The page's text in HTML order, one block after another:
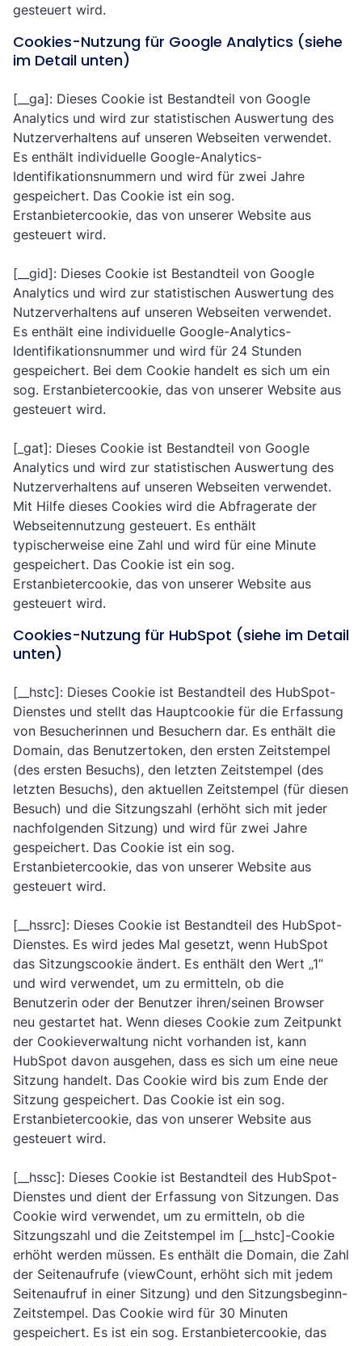
gesteuert wird.
Cookies-Nutzung für Google Analytics (siehe
im Detail unten)
[__ga]: Dieses Cookie ist Bestandteil von Google
Analytics und wird zur statistischen Auswertung des
Nutzerverhaltens auf unseren Webseiten verwendet.
Es enthält individuelle Google-Analytics-
Identifikationsnummern und wird für zwei Jahre
gespeichert. Das Cookie ist ein sog.
Erstanbietercookie, das von unserer Website aus
gesteuert wird.
[__gid]: Dieses Cookie ist Bestandteil von Google
Analytics und wird zur statistischen Auswertung des
Nutzerverhaltens auf unseren Webseiten verwendet.
Es enthält eine individuelle Google-Analytics-
Identifikationsnummer und wird für 24 Stunden
gespeichert. Bei dem Cookie handelt es sich um ein
sog. Erstanbietercookie, das von unserer Website aus
gesteuert wird.
[_gat]: Dieses Cookie ist Bestandteil von Google
Analytics und wird zur statistischen Auswertung des
Nutzerverhaltens auf unseren Webseiten verwendet.
Mit Hilfe dieses Cookies wird die Abfragerate der
Webseitennutzung gesteuert. Es enthält
typischerweise eine Zahl und wird für eine Minute
gespeichert. Das Cookie ist ein sog.
Erstanbietercookie, das von unserer Website aus
gesteuert wird.
Cookies-Nutzung für HubSpot (siehe im Detail
unten)
[__hstc]: Dieses Cookie ist Bestandteil des HubSpot-
Dienstes und stellt das Hauptcookie für die Erfassung
von Besucherinnen und Besuchern dar. Es enthält die
Domain, das Benutzertoken, den ersten Zeitstempel
(des ersten Besuchs), den letzten Zeitstempel (des
letzten Besuchs), den aktuellen Zeitstempel (für diesen
Besuch) und die Sitzungszahl (erhöht sich mit jeder
nachfolgenden Sitzung) und wird für zwei Jahre
gespeichert. Das Cookie ist ein sog.
Erstanbietercookie, das von unserer Website aus
gesteuert wird.
[__hssrc]: Dieses Cookie ist Bestandteil des HubSpot-
Dienstes. Es wird jedes Mal gesetzt, wenn HubSpot
das Sitzungscookie ändert. Es enthält den Wert „1“
und wird verwendet, um zu ermitteln, ob die
Benutzerin oder der Benutzer ihren/seinen Browser
neu gestartet hat. Wenn dieses Cookie zum Zeitpunkt
der Cookieverwaltung nicht vorhanden ist, kann
HubSpot davon ausgehen, dass es sich um eine neue
Sitzung handelt. Das Cookie wird bis zum Ende der
Sitzung gespeichert. Das Cookie ist ein sog.
Erstanbietercookie, das von unserer Website aus
gesteuert wird.
[__hssc]: Dieses Cookie ist Bestandteil des HubSpot-
Dienstes und dient der Erfassung von Sitzungen. Das
Cookie wird verwendet, um zu ermitteln, ob die
Sitzungszahl und die Zeitstempel im [__hstc]-Cookie
erhöht werden müssen. Es enthält die Domain, die Zahl
der Seitenaufrufe (viewCount, erhöht sich mit jedem
Seitenaufruf in einer Sitzung) und den Sitzungsbeginn-
Zeitstempel. Das Cookie wird für 30 Minuten
gespeichert. Es ist ein sog. Erstanbietercookie, das